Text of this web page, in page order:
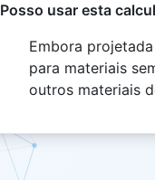
Posso usar esta
Embora
para materiais
outros materiais